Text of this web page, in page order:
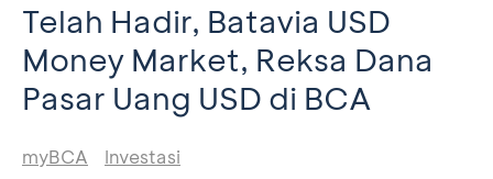
Telah Hadir, Batavia USD
Money Market, Reksa Dana
Pasar Uang USD di BCA
myBCA Investasi